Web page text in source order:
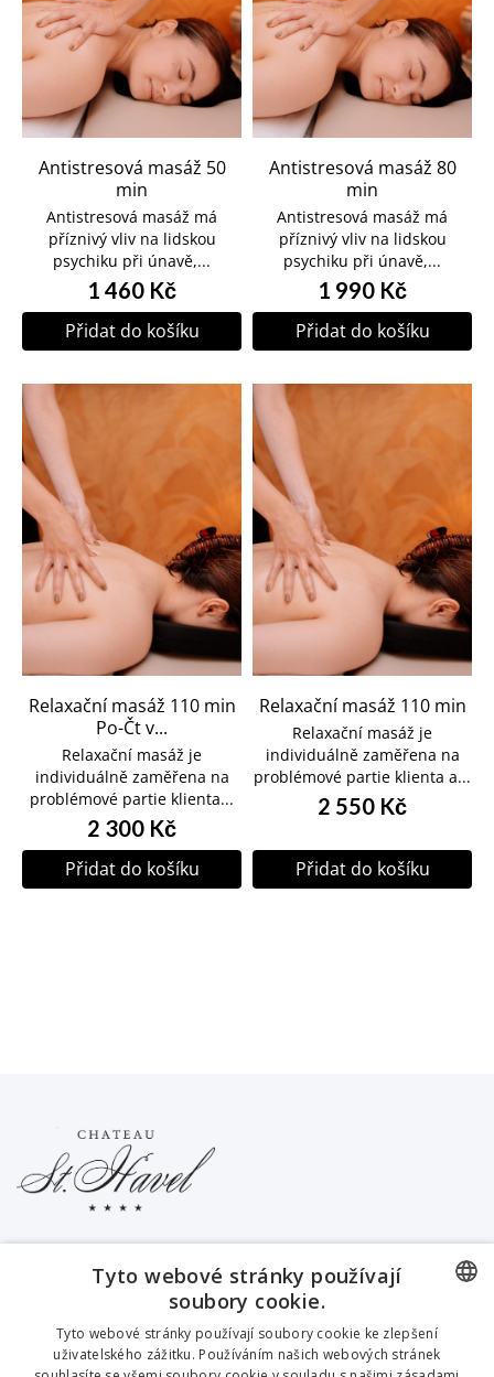
Antistresová masáž 50
min
Antistresová masáž má
příznivý vliv na lidskou
psychiku při únavě,...
1 460 Kč
Přidat do košíku
Antistresová masáž 80
min
Antistresová masáž má
příznivý vliv na lidskou
psychiku při únavě,...
1 990 Kč
Přidat do košíku
Relaxační masáž 110 min
Po-Čt v...
Relaxační masáž je
individuálně zaměřena na
problémové partie klienta...
2 300 Kč
Přidat do košíku
Relaxační masáž 110 min
Relaxační masáž je
individuálně zaměřena na
problémové partie klienta a...
2 550 Kč
Přidat do košíku
INFORMACE CZECH
Tyto webové stránky používají
soubory cookie.
Tyto webové stránky používají soubory cookie ke zlepšení
uživatelského zážitku. Používáním našich webových stránek